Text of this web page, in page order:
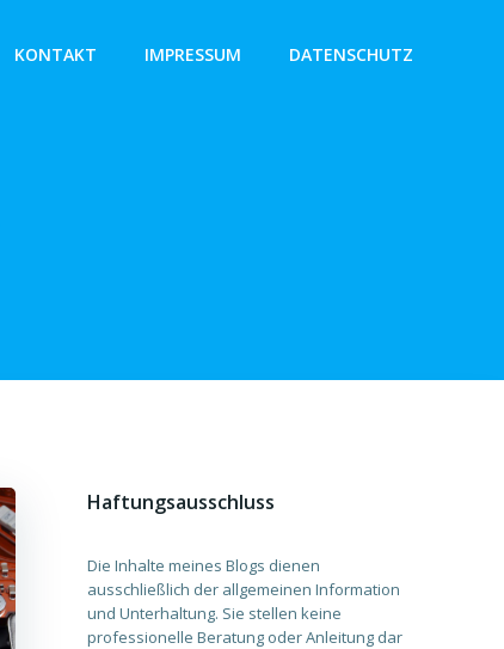
KONTAKT IMPRESSUM DATENSCHUTZ
Haftungsausschluss
Die Inhalte meines Blogs dienen
ausschließlich der allgemeinen Information
und Unterhaltung. Sie stellen keine
professionelle Beratung oder Anleitung dar